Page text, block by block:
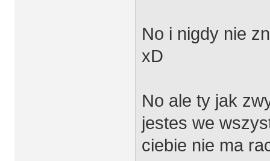
No i nigdy nie
xD
No ale ty jak
jestes we
ciebie nie ma